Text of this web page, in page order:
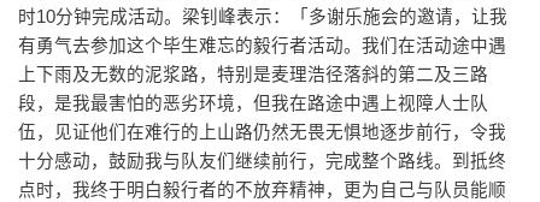
时10分钟完成活动。梁钊峰表示：「多谢乐施会的邀请，让我
有勇气去参加这个毕生难忘的毅行者活动。我们在活动途中遇
上下雨及无数的泥浆路，特别是麦理浩径落斜的第二及三路
段，是我最害怕的恶劣环境，但我在路途中遇上视障人士队
伍，见证他们在难行的上山路仍然无畏无惧地逐步前行，令我
十分感动，鼓励我与队友们继续前行，完成整个路线。到抵终
点时，我终于明白毅行者的不放弃精神，更为自己与队员能顺